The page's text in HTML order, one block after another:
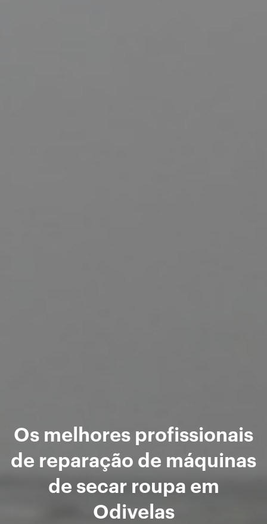
Os melhores profissionais
de reparação de máquinas
de secar roupa em
Odivelas